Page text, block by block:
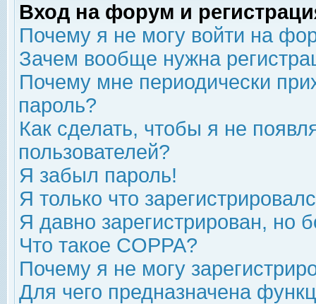
Вход на форум и
Почему я не могу войти на
Зачем вообще нужна
Почему мне периодически
пароль?
Как сделать, чтобы я не
пользователей?
Я забыл пароль!
Я только что
Я давно зарегистрирован, но
Что такое COPPA?
Почему я не могу
Для чего предназначена